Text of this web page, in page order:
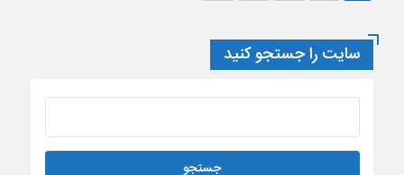
سایت را جستجو کنید